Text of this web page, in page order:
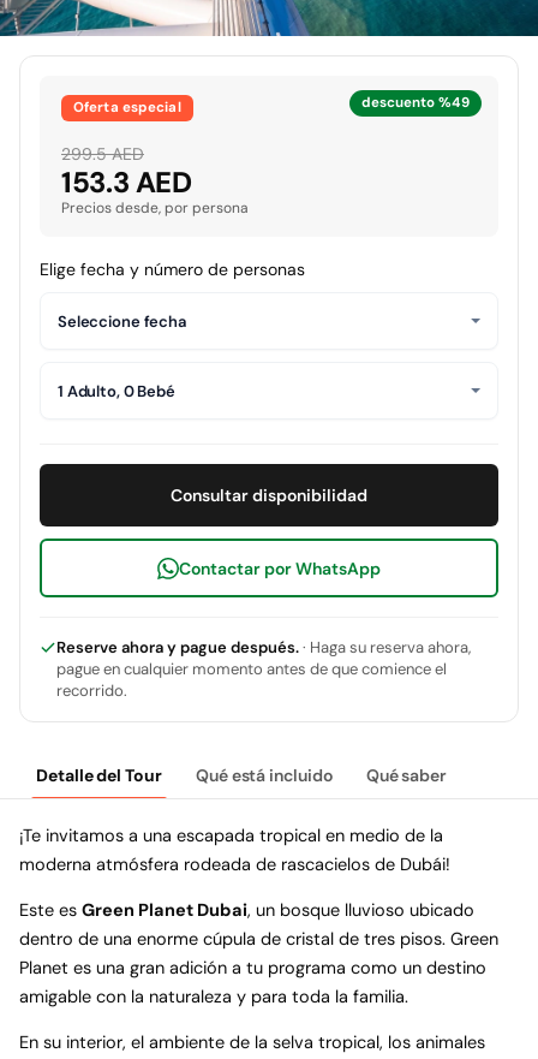
Detalle del Tour Qué está incluido Qué saber
¡Te invitamos a una escapada tropical en medio de la
moderna atmósfera rodeada de rascacielos de Dubái!
Este es Green Planet Dubai, un bosque lluvioso ubicado
dentro de una enorme cúpula de cristal de tres pisos. Green
Planet es una gran adición a tu programa como un destino
amigable con la naturaleza y para toda la familia.
En su interior, el ambiente de la selva tropical, los animales
descuento %49
Oferta especial
299.5 AED
153.3 AED
Precios desde, por persona
Elige fecha y número de personas
Seleccione fecha
1 Adulto, 0 Bebé
Consultar disponibilidad
Contactar por WhatsApp
Reserve ahora y pague después.· Haga su reserva ahora,
pague en cualquier momento antes de que comience el
recorrido.